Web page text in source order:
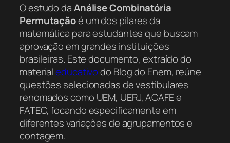
O estudo daAnálise Combinatória
Permutaçãoé um dos pilares da
matemática para estudantes que buscam
aprovação em grandes instituições
brasileiras. Este documento, extraído do
materialeducativodo Blog do Enem, reúne
questões selecionadas de vestibulares
renomados como UEM, UERJ, ACAFE e
FATEC, focando especificamente em
diferentes variações de agrupamentos e
contagem.